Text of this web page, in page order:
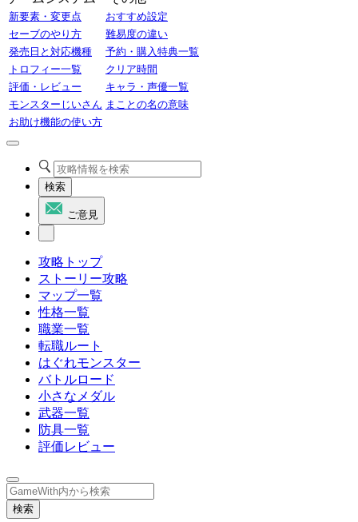
新要素・変更点
おすすめ設定
セーブのやり方
難易度の違い
発売日と対応機種
予約・購入特典一覧
トロフィー一覧
クリア時間
評価・レビュー
キャラ・声優一覧
モンスターじいさん まことの名の意味
お助け機能の使い方
検索
ご意見
攻略トップ
ストーリー攻略
マップ一覧
性格一覧
職業一覧
転職ルート
はぐれモンスター
バトルロード
小さなメダル
武器一覧
防具一覧
評価レビュー
検索